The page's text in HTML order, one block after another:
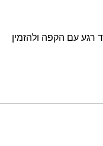
רגע עם הקפה ולהזמין